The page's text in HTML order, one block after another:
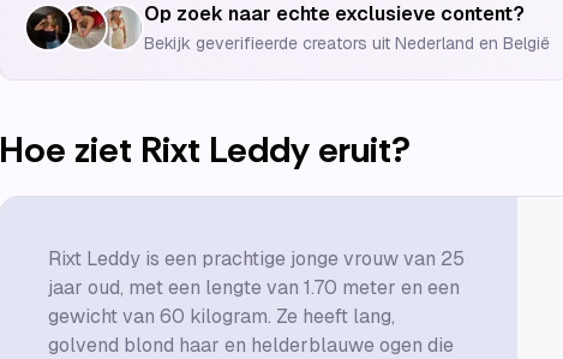
Op zoek naar echte exclusieve content?
Bekijk geverifieerde creators uit Nederland en België
Hoe ziet Rixt Leddy eruit?
Rixt Leddy is een prachtige jonge vrouw van 25
jaar oud, met een lengte van 1.70 meter en een
gewicht van 60 kilogram. Ze heeft lang,
golvend blond haar en helderblauwe ogen die